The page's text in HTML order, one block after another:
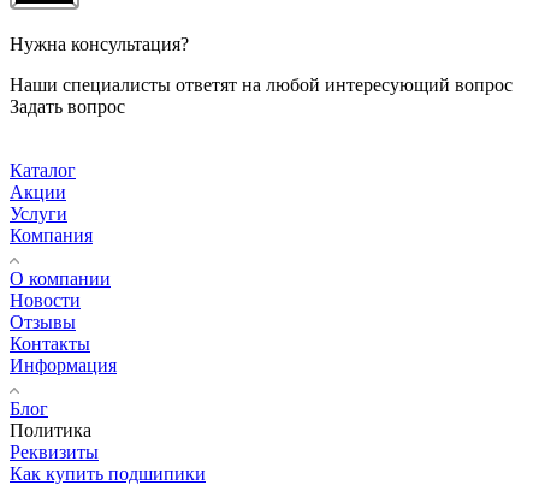
Нужна консультация?
Наши специалисты ответят на любой интересующий вопрос
Задать вопрос
Каталог
Акции
Услуги
Компания
О компании
Новости
Отзывы
Контакты
Информация
Блог
Политика
Реквизиты
Как купить подшипики